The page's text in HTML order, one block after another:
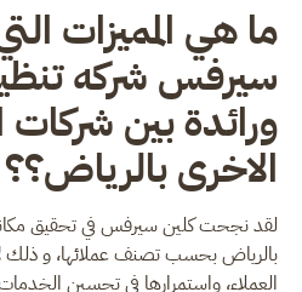
ما هي المميزات
سيرفس شركه
ورائدة بين
الاخرى بالرياض؟؟
لقد نجحت كلين سيرفس في تحقيق
بالرياض بحسب تصنف عملائها، و ذلك
العملاء، واستمرارها في تحسين